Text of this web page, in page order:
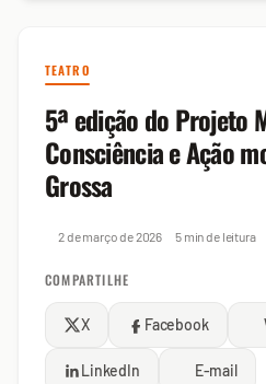
TEATRO
5ª edição do Projeto
Consciência e Ação
Grossa
2 de março de 2026 5 min de leitura
COMPARTILHE
X Facebook
LinkedIn E-mail